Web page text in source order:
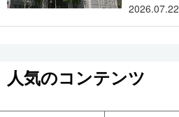
2026.07.22
人気のコンテンツ